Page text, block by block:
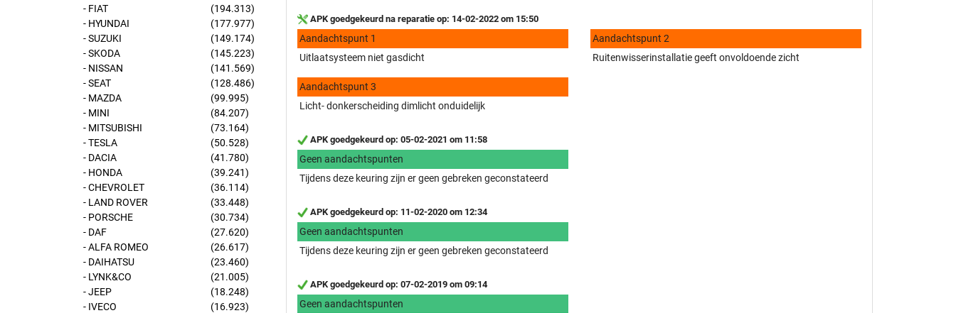
- FIAT
(194.313)
- HYUNDAI
(177.977)
- SUZUKI
(149.174)
- SKODA
(145.223)
- NISSAN
(141.569)
- SEAT
(128.486)
- MAZDA
(99.995)
- MINI
(84.207)
- MITSUBISHI
(73.164)
- TESLA
(50.528)
- DACIA
(41.780)
- HONDA
(39.241)
- CHEVROLET
(36.114)
- LAND ROVER
(33.448)
- PORSCHE
(30.734)
- DAF
(27.620)
- ALFA ROMEO
(26.617)
- DAIHATSU
(23.460)
- LYNK&CO
(21.005)
- JEEP
(18.248)
- IVECO
(16.923)
APK goedgekeurd na reparatie op: 14-02-2022 om 15:50
Aandachtspunt 1
Uitlaatsysteem niet gasdicht
Aandachtspunt 2
Ruitenwisserinstallatie geeft onvoldoende zicht
Aandachtspunt 3
Licht- donkerscheiding dimlicht onduidelijk
APK goedgekeurd op: 05-02-2021 om 11:58
Geen aandachtspunten
Tijdens deze keuring zijn er geen gebreken geconstateerd
APK goedgekeurd op: 11-02-2020 om 12:34
Geen aandachtspunten
Tijdens deze keuring zijn er geen gebreken geconstateerd
APK goedgekeurd op: 07-02-2019 om 09:14
Geen aandachtspunten